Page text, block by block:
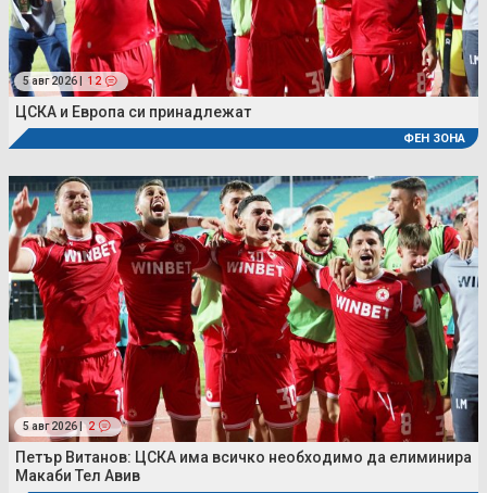
5 авг 2026 | 12
ЦСКА и Европа си принадлежат
ФЕН ЗОНА
5 авг 2026 | 2
Петър Витанов: ЦСКА има всичко необходимо да елиминира
Макаби Тел Авив